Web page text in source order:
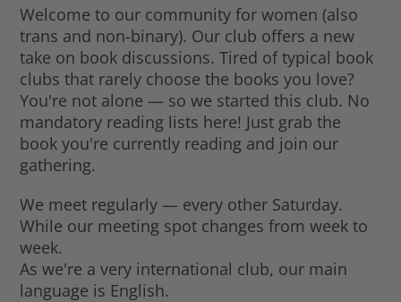
Welcome to our community for women (also
trans and non-binary). Our club offers a new
take on book discussions. Tired of typical book
clubs that rarely choose the books you love?
You're not alone — so we started this club. No
mandatory reading lists here! Just grab the
book you're currently reading and join our
gathering.
We meet regularly — every other Saturday.
While our meeting spot changes from week to
week.
As we're a very international club, our main
language is English.